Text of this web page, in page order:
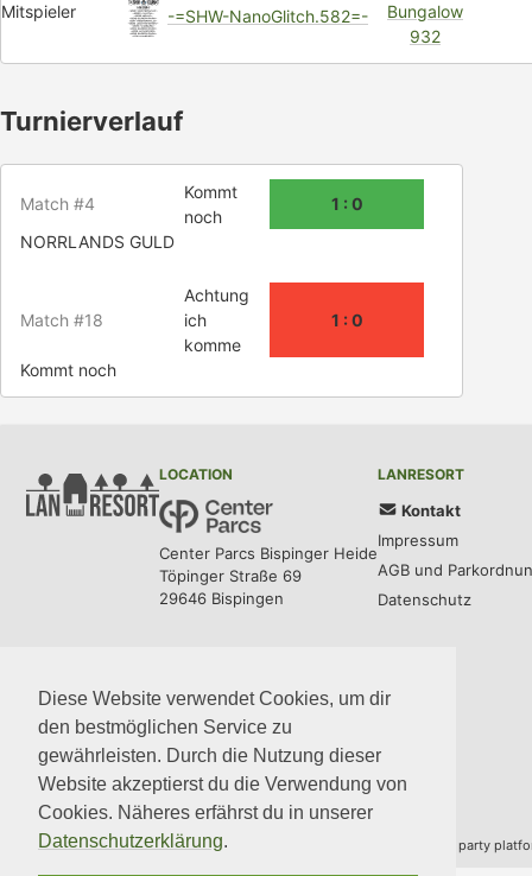
Diese Website verwendet Cookies, um dir
den bestmöglichen Service zu
gewährleisten. Durch die Nutzung dieser
Website akzeptierst du die Verwendung von
Cookies. Näheres erfährst du in unserer
Datenschutzerklärung.
Mitspieler -=SHW-NanoGlitch.582=-
Bungalow
932
Turnierverlauf
Match #4
Kommt
noch
1 : 0
NORRLANDS GULD
Match #18
Achtung
ich
komme
1 : 0
Kommt noch
LOCATION
Center Parcs Bispinger Heide
Töpinger Straße 69
29646 Bispingen
LANRESORT
Kontakt
Impressum
AGB und
Datenschutz
Copyright © 2014–2026 Team LANresort · Built with – a LAN party